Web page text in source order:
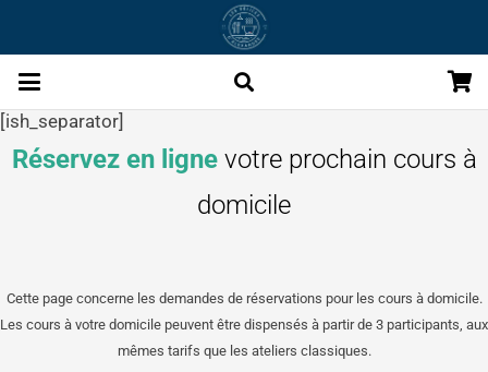
[ish_separator]
Réservez en ligne votre prochain cours à
domicile
Cette page concerne les demandes de réservations pour les cours à domicile.
Les cours à votre domicile peuvent être dispensés à partir de 3 participants, aux
mêmes tarifs que les ateliers classiques.